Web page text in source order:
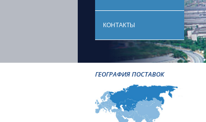
КОНТАКТЫ
ГЕОГРАФИЯ ПОСТАВОК